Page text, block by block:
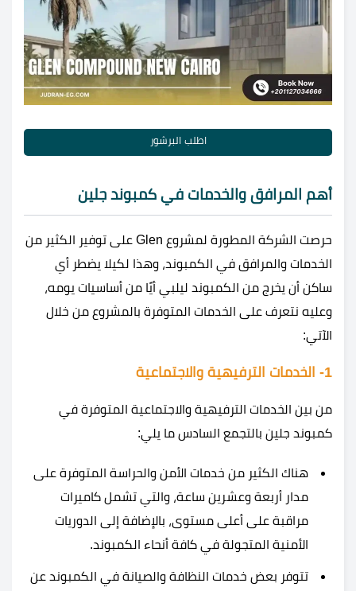
اطلب البرشور
أهم المرافق والخدمات في كمبوند جلين
حرصت الشركة المطورة لمشروع Glen على توفير الكثير من
الخدمات والمرافق في الكمبوند، وهذا لكيلا يضطر أي
ساكن أن يخرج من الكمبوند ليلبي أيًا من أساسيات يومه،
وعليه نتعرف على الخدمات المتوفرة بالمشروع من خلال
الآتي:
1- الخدمات الترفيهية والاجتماعية
من بين الخدمات الترفيهية والاجتماعية المتوفرة في
كمبوند جلين بالتجمع السادس ما يلي:
هناك الكثير من خدمات الأمن والحراسة المتوفرة على
مدار أربعة وعشرين ساعة، والتي تشمل كاميرات
مراقبة على أعلى مستوى، بالإضافة إلى الدوريات
الأمنية المتجولة في كافة أنحاء الكمبوند.
تتوفر بعض خدمات النظافة والصيانة في الكمبوند عن